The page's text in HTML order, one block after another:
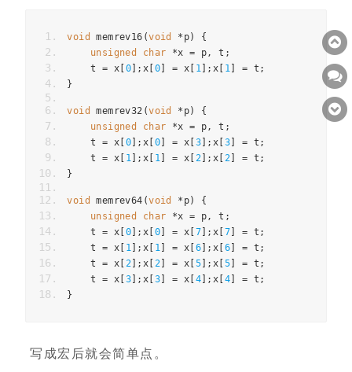
void memrev16 (void * p)
{
unsigned
char *x = p, t ;
    t
= x 0]; x 0 = x 1 ]; x 1 = t ;
}
void memrev32 (void * p)
{
unsigned
char *x = p, t ;
    t
= x 0]; x 0 = x 3 ]; x 3 = t ;
    t
= x 1]; x 1 = x 2 ]; x 2 = t ;
}
void memrev64 (void * p)
{
unsigned
char *x = p, t ;
    t
= x 0]; x 0 = x 7 ]; x 7 = t ;
    t
= x 1]; x 1 = x 6 ]; x 6 = t ;
    t
= x 2]; x 2 = x 5 ]; x 5 = t ;
    t
= x 3]; x 3 = x 4 ]; x 4 = t ;
}
写成宏后就会简单点。